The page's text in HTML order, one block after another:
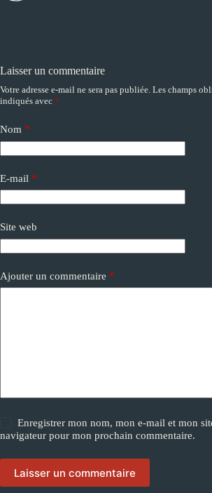
Laisser un commentaire
Votre adresse e-mail ne sera pas publiée. Les champs
indiqués avec *
Nom *
E-mail *
Site web
Ajouter un commentaire *
Enregistrer mon nom, mon e-mail et mon
navigateur pour mon prochain commentaire.
Laisser un commentaire
A
l
e
r
n
t
i
v
: